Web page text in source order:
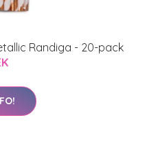
Randiga - 20-pack